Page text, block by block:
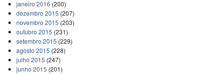
janeiro 2016 (200)
dezembro 2015 (207)
novembro 2015 (203)
outubro 2015 (231)
setembro 2015 (229)
agosto 2015 (228)
julho 2015 (247)
junho 2015 (201)